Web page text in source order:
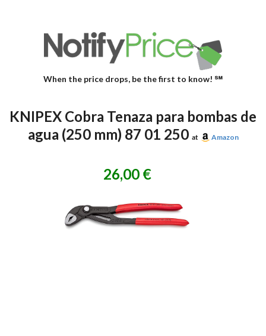
When the price drops, be the first to know! ℠
KNIPEX Cobra Tenaza para bombas de
agua (250 mm) 87 01 250 at Amazon
26,00 €